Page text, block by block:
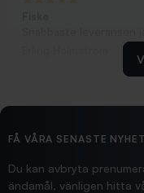
Hittade exakt vad jag
FÅ VÅRA SENASTE
Du kan avbryta
ändamål, vänligen hitta